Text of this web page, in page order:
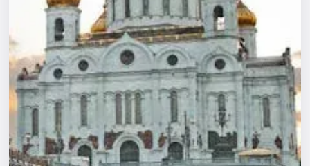
Площадки
Артисты
Рейтинги